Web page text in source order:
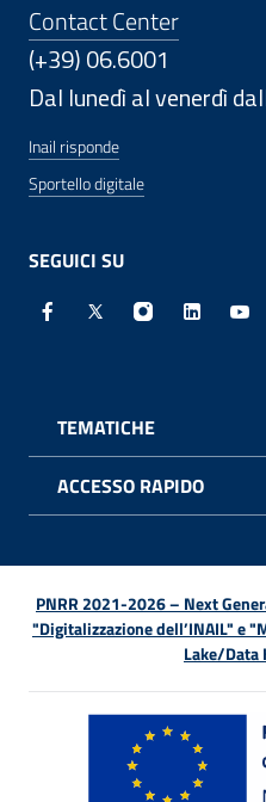
Contact Center
(+39) 06.6001
Dal lunedì al venerdì
Inail risponde
Sportello digitale
SEGUICI SU
Facebook - Sito
X - Sito esterno -
Instagram -
TEMATICHE
ACCESSO RAPIDO
PNRR 2021-2026 – Next
"Digitalizzazione dell’INAIL" e
Lake/Data